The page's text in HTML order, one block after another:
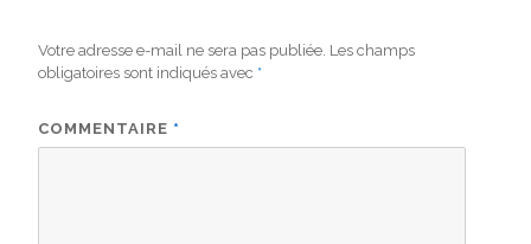
Votre adresse e-mail ne sera pas publiée. Les champs
obligatoires sont indiqués avec *
COMMENTAIRE *